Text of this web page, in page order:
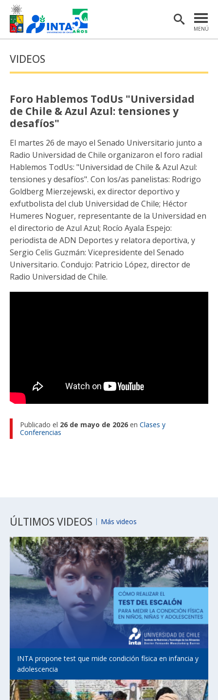
MENÚ
INSTITUTO
INVESTIGACIÓN
EXTENSIÓN Y COMUNICACIONES
MATERIAL DE INTERÉS
ENGLISH
Estudiantes
Académicas/os
Funcionarias/os
VIDEOS
Foro Hablemos TodUs "Universidad
de Chile & Azul Azul: tensiones y
desafíos"
El martes 26 de mayo el Senado Universitario junto a
Radio Universidad de Chile organizaron el foro radial
Hablemos TodUs: "Universidad de Chile & Azul Azul:
tensiones y desafíos". Con los/as panelistas: Rodrigo
Goldberg Mierzejewski, ex director deportivo y
exfutbolista del club Universidad de Chile; Héctor
Humeres Noguer, representante de la Universidad en
el directorio de Azul Azul; Rocío Ayala Espejo:
periodista de ADN Deportes y relatora deportiva, y
Sergio Celis Guzmán: Vicepresidente del Senado
Universitario. Condujo: Patricio López, director de
Radio Universidad de Chile.
Publicado el 26 de mayo de 2026 en Clases y
Conferencias
ÚLTIMOS VIDEOS Más videos
INTA propone test que mide condición física en infancia y
adolescencia